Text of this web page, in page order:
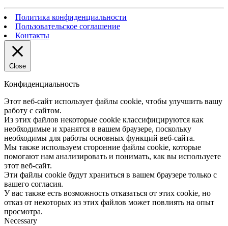
Политика конфиденциальности
Пользовательское соглашение
Контакты
Close
Конфиденциальность
Этот веб-сайт использует файлы cookie, чтобы улучшить вашу
работу с сайтом.
Из этих файлов некоторые cookie классифицируются как
необходимые и хранятся в вашем браузере, поскольку
необходимы для работы основных функций веб-сайта.
Мы также используем сторонние файлы cookie, которые
помогают нам анализировать и понимать, как вы используете
этот веб-сайт.
Эти файлы cookie будут храниться в вашем браузере только с
вашего согласия.
У вас также есть возможность отказаться от этих cookie, но
отказ от некоторых из этих файлов может повлиять на опыт
просмотра.
Necessary